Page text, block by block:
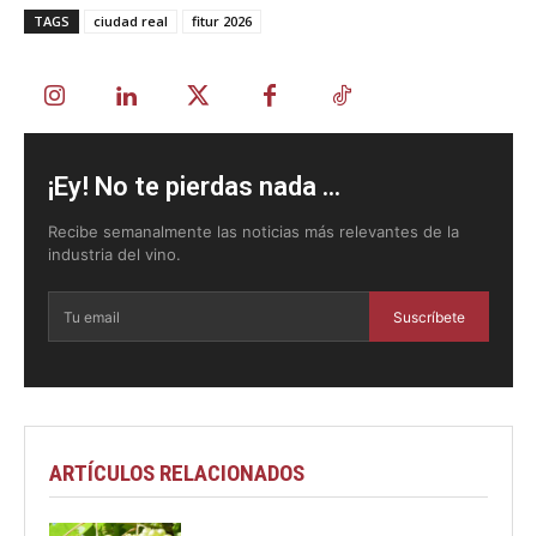
TAGS ciudad real fitur 2026
¡Ey! No te pierdas nada ...
Recibe semanalmente las noticias más relevantes de la
industria del vino.
Suscríbete
ARTÍCULOS RELACIONADOS